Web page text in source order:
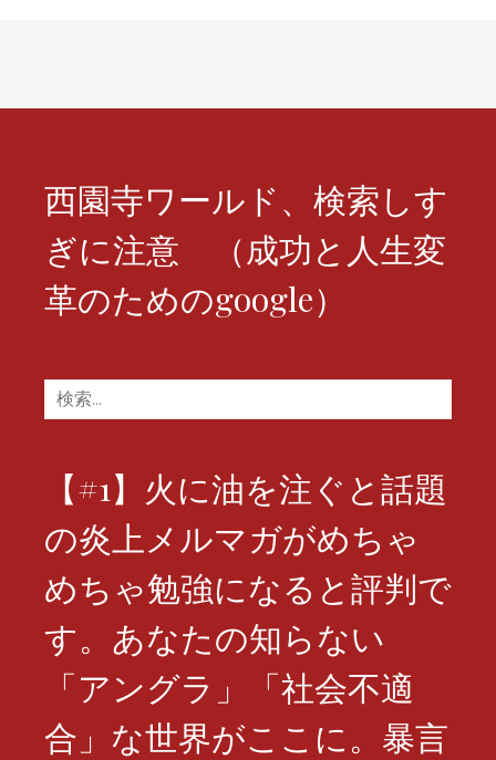
西園寺ワールド、検索しす
ぎに注意 （成功と人生変
革のためのgoogle）
検
索:
【#1】火に油を注ぐと話題
の炎上メルマガがめちゃ
めちゃ勉強になると評判で
す。あなたの知らない
「アングラ」「社会不適
合」な世界がここに。暴言